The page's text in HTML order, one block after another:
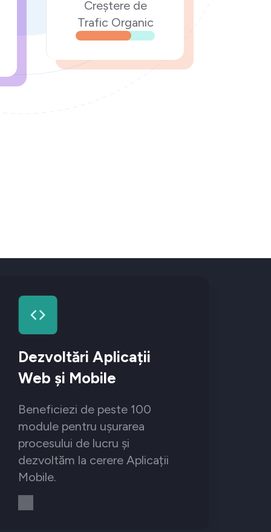
Creștere de
Trafic Organic
Dezvoltări Aplicații
Web și Mobile
Beneficiezi de peste 100
module pentru ușurarea
procesului de lucru și
dezvoltăm la cerere Aplicații
Mobile.